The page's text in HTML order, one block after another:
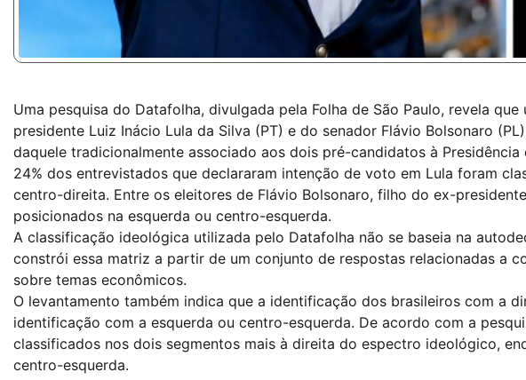
Uma pesquisa do Datafolha, divulgada pela Folha de São Paulo, revela
presidente Luiz Inácio Lula da Silva (PT) e do senador Flávio Bolsonaro
daquele tradicionalmente associado aos dois pré-candidatos à Presidência
24% dos entrevistados que declararam intenção de voto em Lula foram
centro-direita. Entre os eleitores de Flávio Bolsonaro, filho do ex-
posicionados na esquerda ou centro-esquerda.
A classificação ideológica utilizada pelo Datafolha não se baseia na
constrói essa matriz a partir de um conjunto de respostas relacionadas a
sobre temas econômicos.
O levantamento também indica que a identificação dos brasileiros com a
identificação com a esquerda ou centro-esquerda. De acordo com a
classificados nos dois segmentos mais à direita do espectro ideológico,
centro-esquerda.